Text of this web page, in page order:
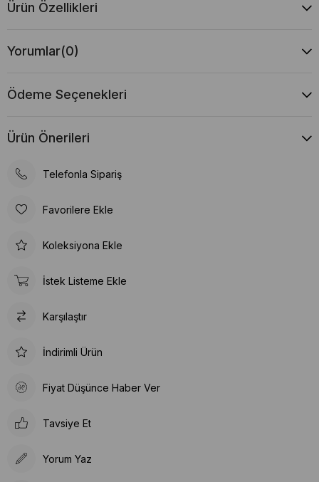
Ürün Özellikleri
Yorumlar(0)
Ödeme Seçenekleri
Ürün Önerileri
Telefonla Sipariş
Favorilere Ekle
Koleksiyona Ekle
İstek Listeme Ekle
Karşılaştır
İndirimli Ürün
Fiyat Düşünce Haber Ver
Tavsiye Et
Yorum Yaz